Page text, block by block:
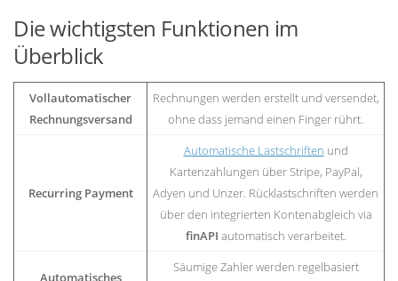
Die wichtigsten Funktionen im
Überblick
Vollautomatischer
Rechnungsversand
Rechnungen werden erstellt und versendet,
ohne dass jemand einen Finger rührt.
Recurring Payment
Automatische Lastschriften und
Kartenzahlungen über Stripe, PayPal,
Adyen und Unzer. Rücklastschriften werden
über den integrierten Kontenabgleich via
finAPI automatisch verarbeitet.
Automatisches
Säumige Zahler werden regelbasiert